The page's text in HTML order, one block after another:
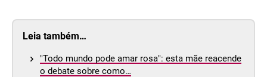
Leia também…
"Todo mundo pode amar rosa": esta mãe reacende
o debate sobre como…